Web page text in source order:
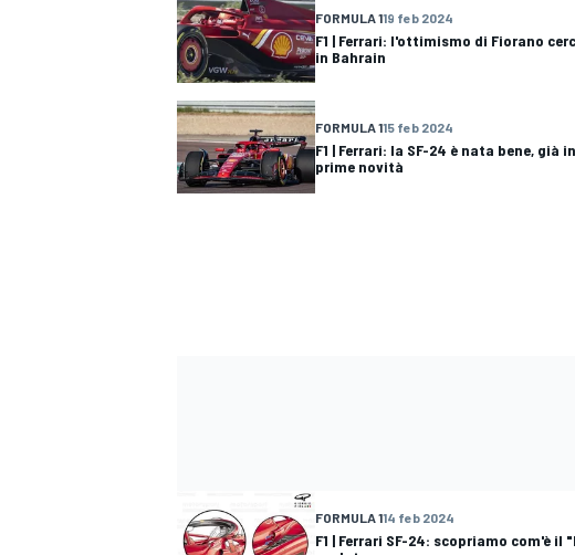
FORMULA 119 feb 2024
F1 | Ferrari: l'ottimismo di Fiorano
in Bahrain
FORMULA 115 feb 2024
F1 | Ferrari: la SF-24 è nata bene, già
prime novità
FORMULA 114 feb 2024
F1 | Ferrari SF-24: scopriamo com'è il